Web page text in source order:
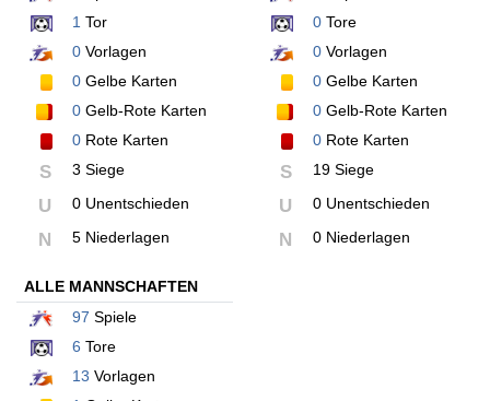
1 Tor
0 Vorlagen
0 Gelbe Karten
0 Gelb-Rote Karten
0 Rote Karten
S 3 Siege
U 0 Unentschieden
N 5 Niederlagen
0Tore
0Vorlagen
0Gelbe Karten
0Gelb-Rote Karten
0Rote Karten
S 19 Siege
U 0 Unentschieden
N 0 Niederlagen
ALLE MANNSCHAFTEN
97 Spiele
6 Tore
13 Vorlagen